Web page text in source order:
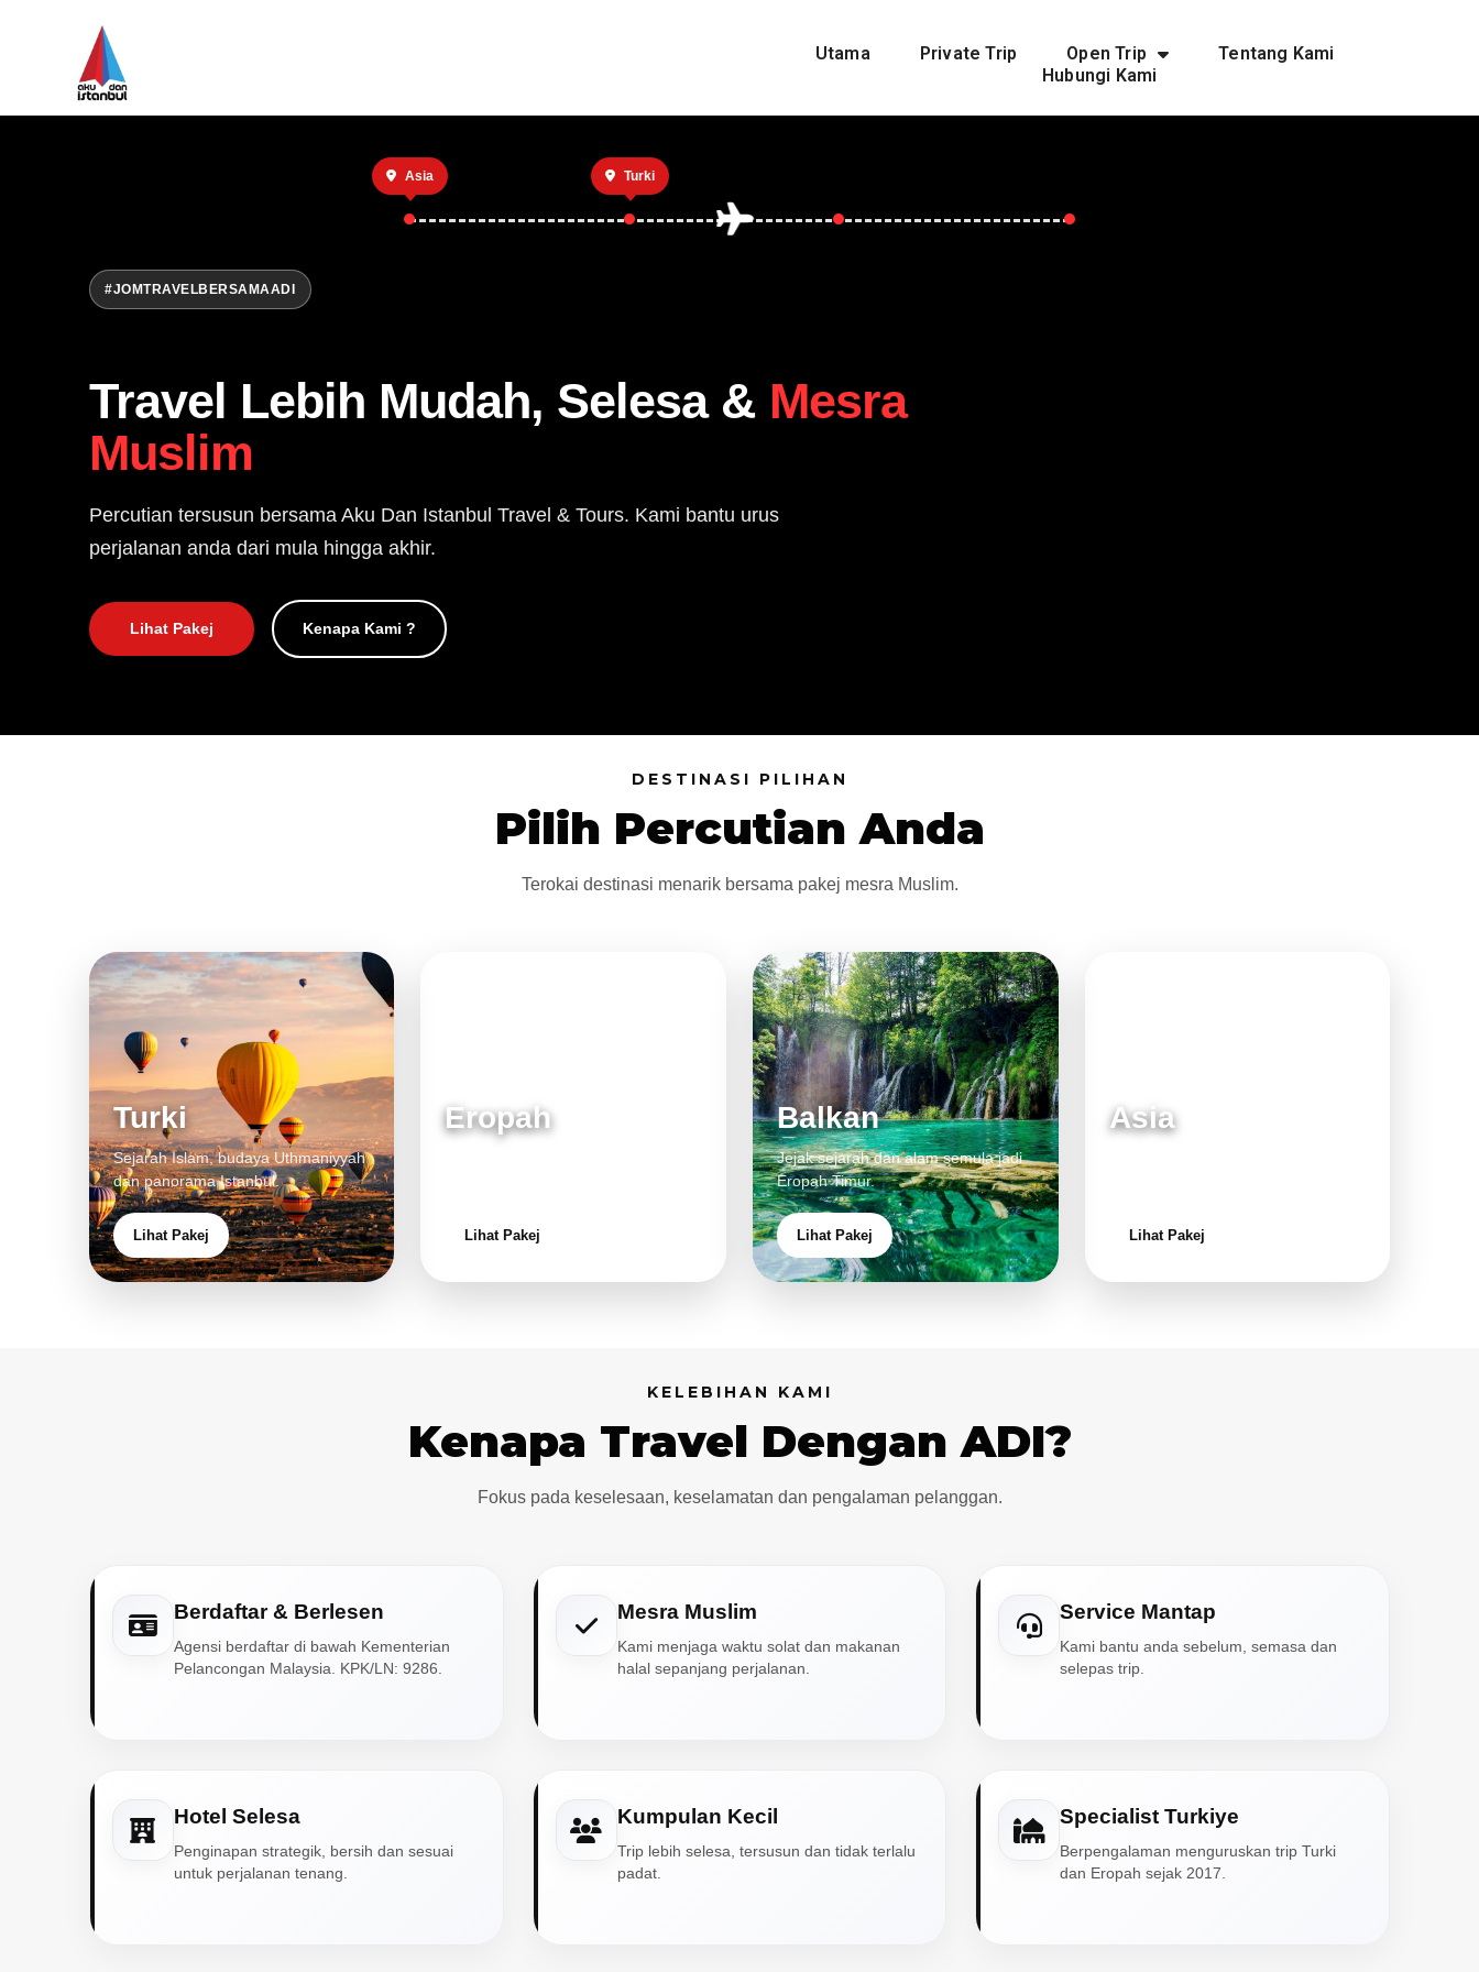
Utama Private Trip Open Trip
Tentang Kami
Hubungi Kami
Asia Turki
#JOMTRAVELBERSAMAADI
Travel Lebih Mudah, Selesa & Mesra
Muslim
Percutian tersusun bersama Aku Dan Istanbul Travel & Tours. Kami bantu urus
perjalanan anda dari mula hingga akhir.
Lihat Pakej Kenapa Kami ?
DESTINASI PILIHAN
Pilih Percutian Anda
Terokai destinasi menarik bersama pakej mesra Muslim.
Turki
Sejarah Islam, budaya Uthmaniyyah
dan panorama Istanbul.
Lihat Pakej
Eropah
Lihat Pakej
Balkan
Jejak sejarah dan alam semula jadi
Eropah Timur.
Lihat Pakej
Asia
Lihat Pakej
KELEBIHAN KAMI
Kenapa Travel Dengan ADI?
Fokus pada keselesaan, keselamatan dan pengalaman pelanggan.
Berdaftar & Berlesen
Agensi berdaftar di bawah Kementerian
Pelancongan Malaysia. KPK/LN: 9286.
Mesra Muslim
Kami menjaga waktu solat dan makanan
halal sepanjang perjalanan.
Service Mantap
Kami bantu anda sebelum, semasa dan
selepas trip.
Hotel Selesa
Penginapan strategik, bersih dan sesuai
untuk perjalanan tenang.
Kumpulan Kecil
Trip lebih selesa, tersusun dan tidak terlalu
padat.
Specialist Turkiye
Berpengalaman menguruskan trip Turki
dan Eropah sejak 2017.